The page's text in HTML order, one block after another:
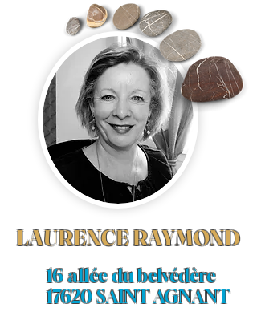
LAURENCE RAYMOND
16 allée du belvédère
17620 SAINT AGNANT